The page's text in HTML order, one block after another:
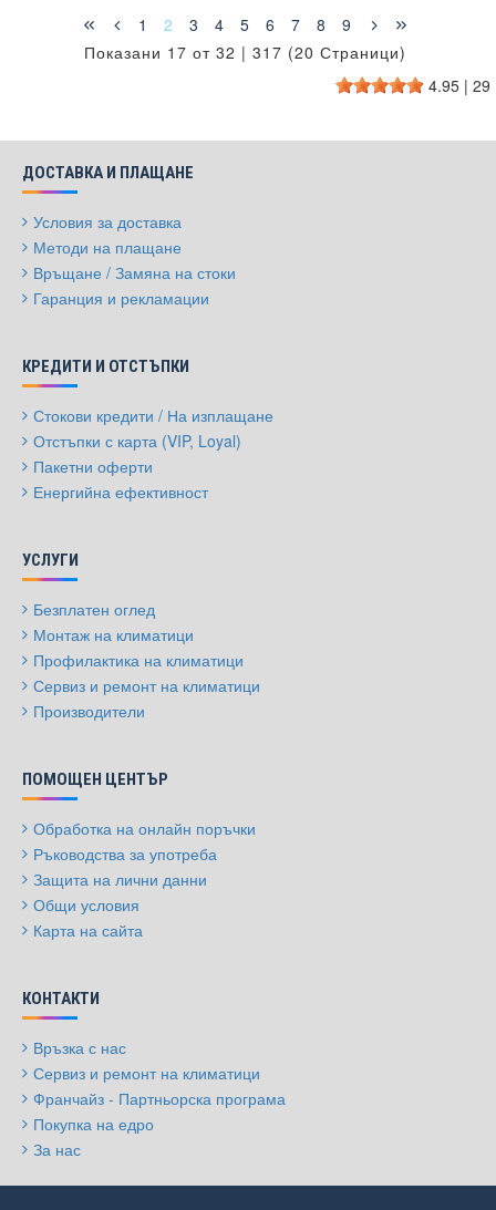
1 2 3 4 5 6 7 8
9
Показани 17 от 32 | 317 (20 Страници)
4.95 | 29
ДОСТАВКА И ПЛАЩАНЕ
Условия за доставка
Методи на плащане
Връщане / Замяна на стоки
Гаранция и рекламации
КРЕДИТИ И ОТСТЪПКИ
Стокови кредити / На изплащане
Отстъпки с карта (VIP, Loyal)
Пакетни оферти
Енергийна ефективност
УСЛУГИ
Безплатен оглед
Монтаж на климатици
Профилактика на климатици
Сервиз и ремонт на климатици
Производители
ПОМОЩЕН ЦЕНТЪР
Обработка на онлайн поръчки
Ръководства за употреба
Защита на лични данни
Общи условия
Карта на сайта
КОНТАКТИ
Връзка с нас
Сервиз и ремонт на климатици
Франчайз - Партньорска програма
Покупка на едро
За нас